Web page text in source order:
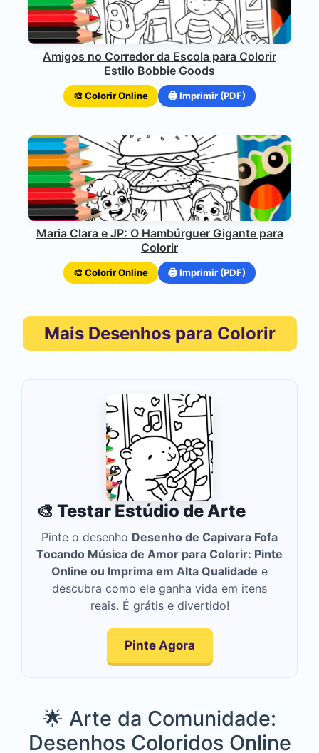
Amigos no Corredor da Escola para Colorir
Estilo Bobbie Goods
🎨 Colorir Online 🖨️ Imprimir (PDF)
Maria Clara e JP: O Hambúrguer Gigante para
Colorir
🎨 Colorir Online 🖨️ Imprimir (PDF)
Mais Desenhos para Colorir
🎨 Testar Estúdio de Arte
Pinte o desenho Desenho de Capivara Fofa
Tocando Música de Amor para Colorir: Pinte
Online ou Imprima em Alta Qualidade e
descubra como ele ganha vida em itens
reais. É grátis e divertido!
Pinte Agora
🌟 Arte da Comunidade:
Desenhos Coloridos Online